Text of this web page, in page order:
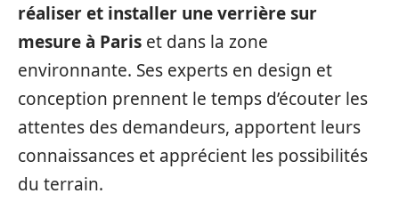
réaliser et installer une verrière sur
mesure à Paris et dans la zone
environnante. Ses experts en design et
conception prennent le temps d’écouter les
attentes des demandeurs, apportent leurs
connaissances et apprécient les possibilités
du terrain.